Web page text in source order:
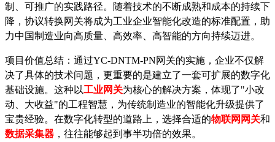
制、可推广的实践路径。随着技术的不断成熟和成本的持续下
降，协议转换网关将成为工业企业智能化改造的标准配置，助
力中国制造业向高质量、高效率、高智能的方向持续迈进。
项目价值总结：通过YC-DNTM-PN网关的实施，企业不仅解
决了具体的技术问题，更重要的是建立了一套可扩展的数字化
基础设施。这种以工业网关为核心的解决方案，体现了"小改
动、大收益"的工程智慧，为传统制造业的智能化升级提供了
宝贵经验。在数字化转型的道路上，选择合适的物联网网关和
数据采集器 ，往往能够起到事半功倍的效果。